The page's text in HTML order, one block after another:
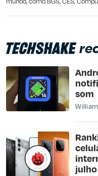
som